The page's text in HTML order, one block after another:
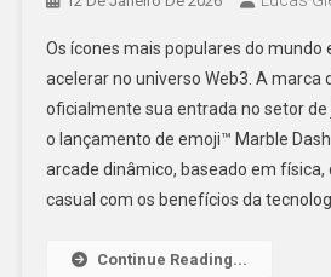
Os ícones mais populares do mundo
acelerar no universo Web3. A marca
oficialmente sua entrada no setor
o lançamento de emoji™ Marble
arcade dinâmico, baseado em física,
casual com os benefícios da
Continue Reading...